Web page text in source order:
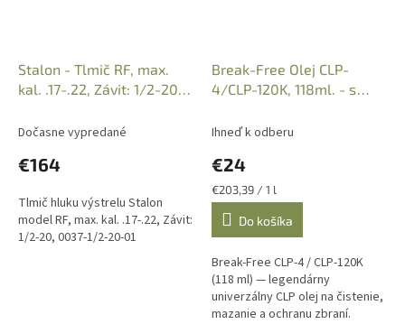
Stalon - Tlmič RF, max.
kal. .17-.22, Závit: 1/2-20,
Dočasne vypredané
€164
Tlmič hluku výstrelu Stalon
model RF, max. kal. .17-.22, Závit:
1/2-20, 0037-1/2-20-01
Break-Free Olej CLP-
4/CLP-120K, 118ml. - s
Ihneď k odberu
€24
Jednotková
cena:
€203,39 / 1 l
Do košíka
Break-Free CLP-4 / CLP-120K
(118 ml) — legendárny
univerzálny CLP olej na čistenie,
mazanie a ochranu zbraní.